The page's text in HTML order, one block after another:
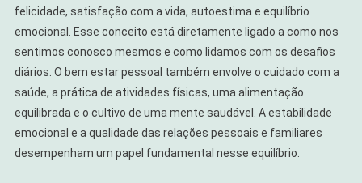
felicidade, satisfação com a vida, autoestima e equilíbrio
emocional. Esse conceito está diretamente ligado a como nos
sentimos conosco mesmos e como lidamos com os desafios
diários. O bem estar pessoal também envolve o cuidado com a
saúde, a prática de atividades físicas, uma alimentação
equilibrada e o cultivo de uma mente saudável. A estabilidade
emocional e a qualidade das relações pessoais e familiares
desempenham um papel fundamental nesse equilíbrio.